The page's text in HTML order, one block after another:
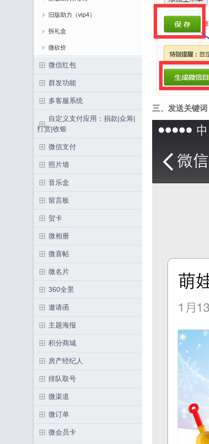
旧版助力（vip4）
拆礼盒
微砍价
微信红包
群发功能
多客服系统
自定义支付应用：捐款|众筹|
打赏|收银
微信支付
照片墙
音乐盒
留言板
贺卡
微相册
微喜帖
微名片
360全景
邀请函
主题海报
积分商城
房产经纪人
排队取号
微渠道
微订单
微会员卡
三、发送关键